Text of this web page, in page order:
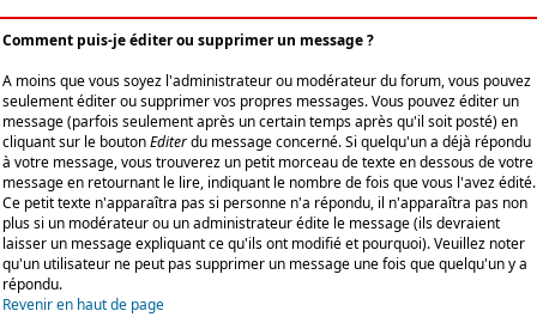
Comment puis-je éditer ou supprimer un message ?
A moins que vous soyez l'administrateur ou modérateur du forum, vous pouvez
seulement éditer ou supprimer vos propres messages. Vous pouvez éditer un
message (parfois seulement après un certain temps après qu'il soit posté) en
cliquant sur le boutonEditerdu message concerné. Si quelqu'un a déjà répondu
à votre message, vous trouverez un petit morceau de texte en dessous de votre
message en retournant le lire, indiquant le nombre de fois que vous l'avez édité.
Ce petit texte n'apparaîtra pas si personne n'a répondu, il n'apparaîtra pas non
plus si un modérateur ou un administrateur édite le message (ils devraient
laisser un message expliquant ce qu'ils ont modifié et pourquoi). Veuillez noter
qu'un utilisateur ne peut pas supprimer un message une fois que quelqu'un y a
répondu.
Revenir en haut de page